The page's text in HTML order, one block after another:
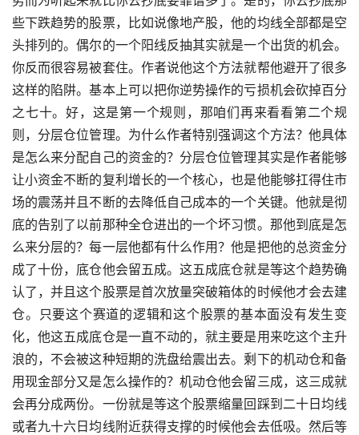
些下跌趋势的股票，比如说像地产股，他的均线全部都是空
头排列的。偶尔的一个阳线反抽其实就是一个出货的机会。
你反而很容易被套住。作者说他这个方法就帮他避开了很多
这样的陷阱。基本上可以把你逆势操作的亏损机会砍掉百分
之七十。好，这是第一个规则，那咱们再来看看第二个规
则，分层仓位管理。为什么作者特别强调这个方法？他具体
是怎么来分配自己的资金的？分层仓位管理其实是作者能够
让小资金不断的复利增长的一个核心，也是他能够扛得住市
场的震荡并且不断的去降低自己成本的一个关键。他就是彻
底的告别了以前那种全仓进出的一个坏习惯。那他到底是怎
么来分层的？每一层他都有什么作用？他是把他的总资金分
成了十份，底仓他会留五成。这五成底仓就是等这个趋势确
认了，并且这个股票是首次放量突破箱体的时候他才会去建
仓。只要这个赛道的逻辑和这个股票的基本面没有发生变
化，他这五成底仓是一直不动的，就主要是用来吃这个主升
浪的，不会被这种短期的洗盘给震出去。剩下的机动仓和备
用现金部分又是怎么操作的？机动仓他会留三成，这三成就
会再分成两份。一份就是等这个股票缩量回踩到二十日均线
或者九十六日均线附近获得支撑的时候他会去低吸。然后等